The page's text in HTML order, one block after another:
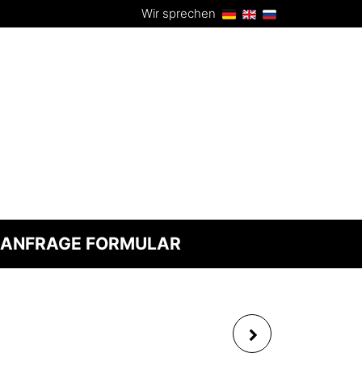
Wir sprechen
ANFRAGE FORMULAR